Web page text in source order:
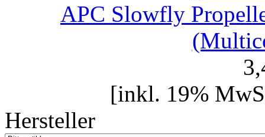
APC Slowfly
[inkl. 19%
Hersteller